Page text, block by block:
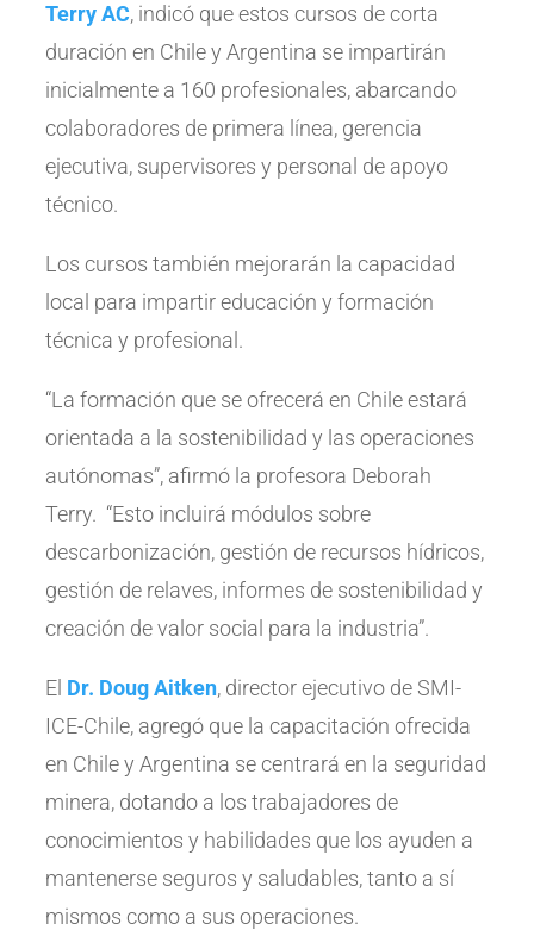
Terry AC, indicó que estos cursos de corta
duración en Chile y Argentina se impartirán
inicialmente a 160 profesionales, abarcando
colaboradores de primera línea, gerencia
ejecutiva, supervisores y personal de apoyo
técnico.
Los cursos también mejorarán la capacidad
local para impartir educación y formación
técnica y profesional.
“La formación que se ofrecerá en Chile estará
orientada a la sostenibilidad y las operaciones
autónomas”, afirmó la profesora Deborah
Terry. “Esto incluirá módulos sobre
descarbonización, gestión de recursos hídricos,
gestión de relaves, informes de sostenibilidad y
creación de valor social para la industria”.
El Dr. Doug Aitken, director ejecutivo de SMI-
ICE-Chile, agregó que la capacitación ofrecida
en Chile y Argentina se centrará en la seguridad
minera, dotando a los trabajadores de
conocimientos y habilidades que los ayuden a
mantenerse seguros y saludables, tanto a sí
mismos como a sus operaciones.